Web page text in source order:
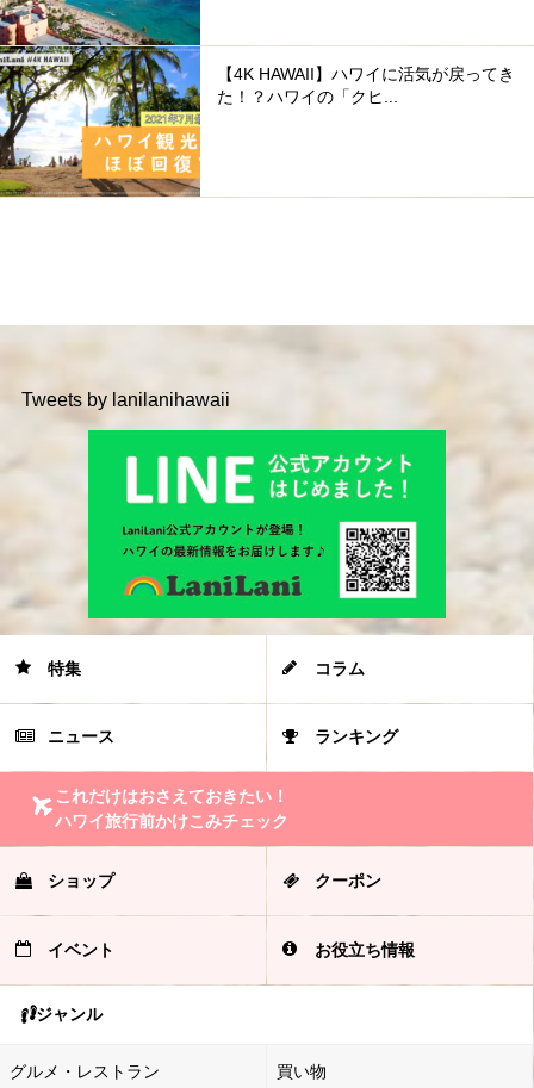
【4K HAWAII】ハワイに活気が戻ってき
た！？ハワイの「クヒ...
Tweets by lanilanihawaii
特集 コラム
ニュース ランキング
これだけはおさえておきたい！
ハワイ旅行前かけこみチェック
ショップ クーポン
イベント お役立ち情報
ジャンル
グルメ・レストラン 買い物